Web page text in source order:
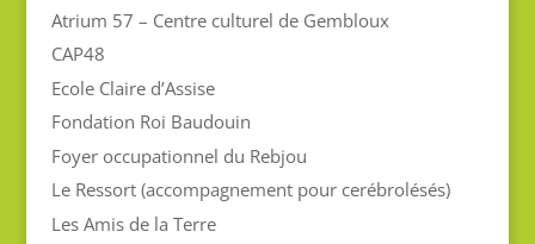
Atrium 57 – Centre culturel de Gembloux
CAP48
Ecole Claire d’Assise
Fondation Roi Baudouin
Foyer occupationnel du Rebjou
Le Ressort (accompagnement pour cerébrolésés)
Les Amis de la Terre